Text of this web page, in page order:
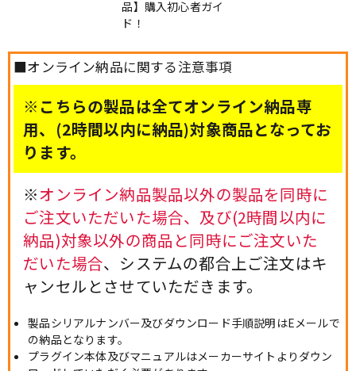
品】購入初心者ガイ
ド！
■オンライン納品に関する注意事項
※こちらの製品は全てオンライン納品専
用、(2時間以内に納品)対象商品となってお
ります。
※オンライン納品製品以外の製品を同時に
ご注文いただいた場合、及び(2時間以内に
納品)対象以外の商品と同時にご注文いた
だいた場合、システムの都合上ご注文はキ
ャンセルとさせていただきます。
製品シリアルナンバー及びダウンロード手順説明はEメールで
の納品となります。
プラグイン本体及びマニュアルはメーカーサイトよりダウン